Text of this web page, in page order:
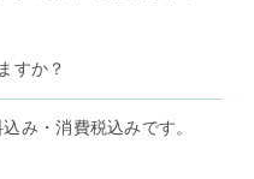
すか？
み・消費税込みです。